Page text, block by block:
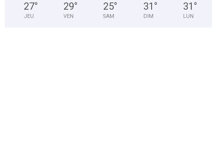
27°
JEU
29°
VEN
25°
SAM
31 °
DIM
31 °
LUN